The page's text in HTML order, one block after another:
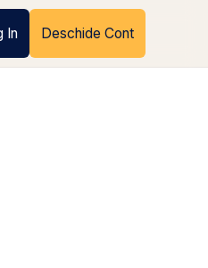
In Deschide Cont